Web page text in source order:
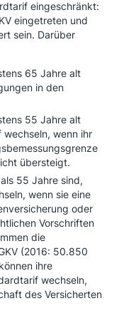
eingeschränkt:
eingetreten und
sein. Darüber
65 Jahre alt
in den
55 Jahre alt
wenn ihr
übersteigt.
55 Jahre sind,
wenn sie eine
oder
Vorschriften
die
(2016: 50.850
ihre
wechseln,
des Versicherten